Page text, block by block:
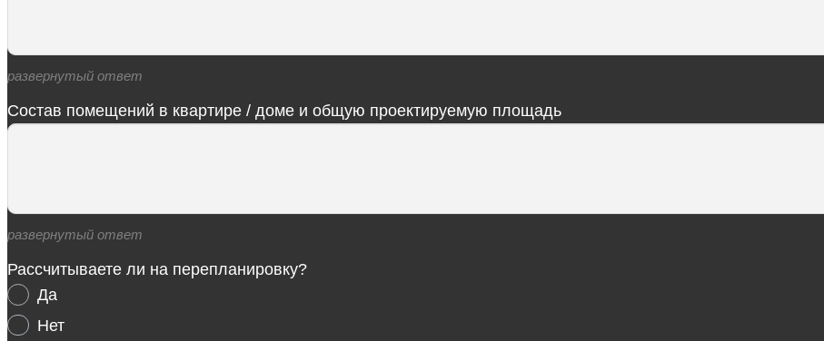
развернутый ответ
Состав помещений в квартире / доме и общую проектируемую площадь
развернутый ответ
Рассчитываете ли на перепланировку?
Да
Нет